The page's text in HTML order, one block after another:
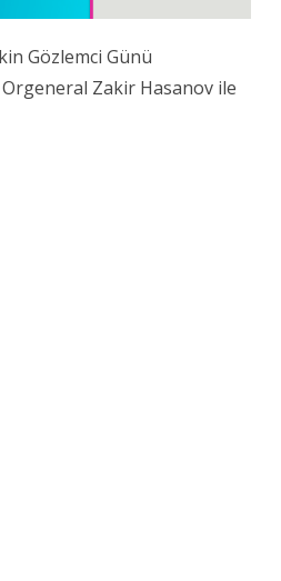
Gözlemci Günü
Orgeneral Zakir Hasanov ile